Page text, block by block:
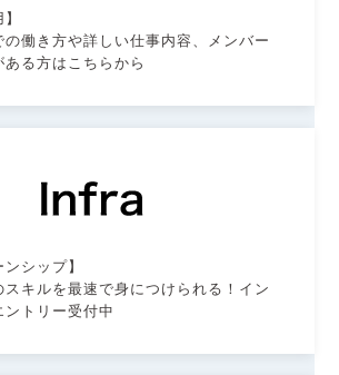
の働き方や詳しい仕事内容、メンバー
ある方はこちらから
ンシップ】
スキルを最速で身につけられる！イン
ントリー受付中